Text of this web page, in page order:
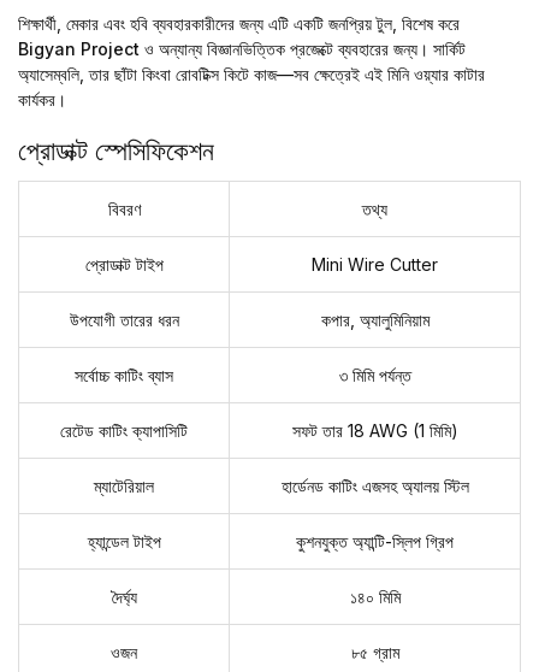
শিক্ষার্থী, মেকার এবং হবি ব্যবহারকারীদের জন্য এটি একটি জনপ্রিয় টুল, বিশেষ করে
Bigyan Project ও অন্যান্য বিজ্ঞানভিত্তিক প্রজেক্টে ব্যবহারের জন্য। সার্কিট
অ্যাসেম্বলি, তার ছাঁটা কিংবা রোবটিক্স কিটে কাজ—সব ক্ষেত্রেই এই মিনি ওয়্যার কাটার
কার্যকর।
প্রোডাক্ট স্পেসিফিকেশন
বিবরণ তথ্য
প্রোডাক্ট টাইপ Mini Wire Cutter
উপযোগী তারের ধরন কপার, অ্যালুমিনিয়াম
সর্বোচ্চ কাটিং ব্যাস ৩ মিমি পর্যন্ত
রেটেড কাটিং ক্যাপাসিটি সফট তার 18 AWG (1 মিমি)
ম্যাটেরিয়াল হার্ডেনড কাটিং এজসহ অ্যালয় স্টিল
হ্যান্ডেল টাইপ কুশনযুক্ত অ্যান্টি-স্লিপ গ্রিপ
দৈর্ঘ্য ১৪০ মিমি
ওজন ৮৫ গ্রাম